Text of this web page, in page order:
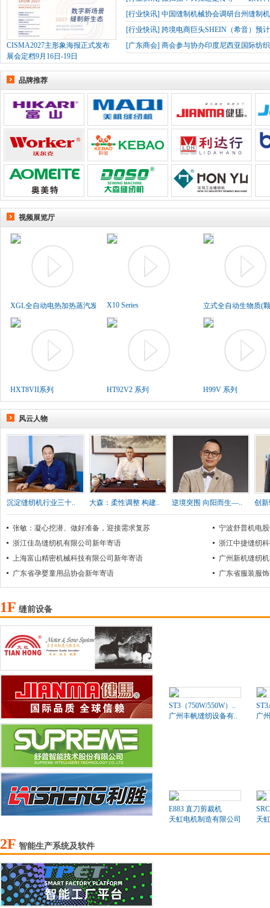
CISMA2027主形象海报正式发布
展会定档9月16日-19日
[行业快讯] 中国缝制机械协会调研台州缝制
[行业快讯] 跨境电商巨头SHEIN（希音）预
[广东商会] 商会参与协办印度尼西亚国际纺
品牌推荐
视频展览厅
XGL全自动电热加热蒸汽发生..X10 Series 立式全自动生物质(
HXT8VII系列 HT92V2 系列 H99V 系列
风云人物
沉淀缝纫机行业三十.. 大森：柔性调整 构建.. 逆境突围 向阳而生—.. 创
张敏：凝心挖潜、做好准备，迎接需求复苏
宁波舒普机电
浙江佳岛缝纫机有限公司新年寄语
浙江中捷缝纫
上海富山精密机械科技有限公司新年寄语
广州新机缝纫
广东省孕婴童用品协会新年寄语
广东省服装服
1F 缝前设备
ST3（750W/550W）..
广州丰帆缝纫设备有..
广
E883 直刀剪裁机
天虹电机制造有限公司
天
2F 智能生产系统及软件